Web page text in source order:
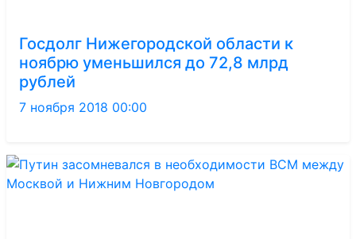
Госдолг Нижегородской области к
ноябрю уменьшился до 72,8 млрд
рублей
7 ноября 2018 00:00